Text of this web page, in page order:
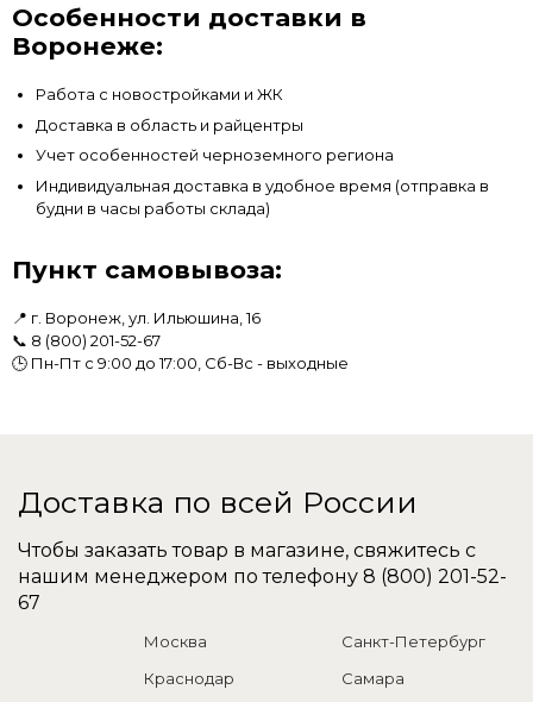
Особенности доставки в
Воронеже:
Работа с новостройками и ЖК
Доставка в область и райцентры
Учет особенностей черноземного региона
Индивидуальная доставка в удобное время (отправка в
будни в часы работы склада)
Пункт самовывоза:
📍 г. Воронеж, ул. Ильюшина, 16
📞 8 (800) 201-52-67
🕒 Пн-Пт с 9:00 до 17:00, Сб-Вс - выходные
Доставка по всей России
Чтобы заказать товар в магазине, свяжитесь с
нашим менеджером по телефону 8 (800) 201-52-
67
Москва
Санкт-Петербург
Краснодар
Самара